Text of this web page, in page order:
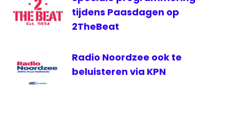
tijdens Paasdagen op
2TheBeat
Radio Noordzee ook te
beluisteren via KPN